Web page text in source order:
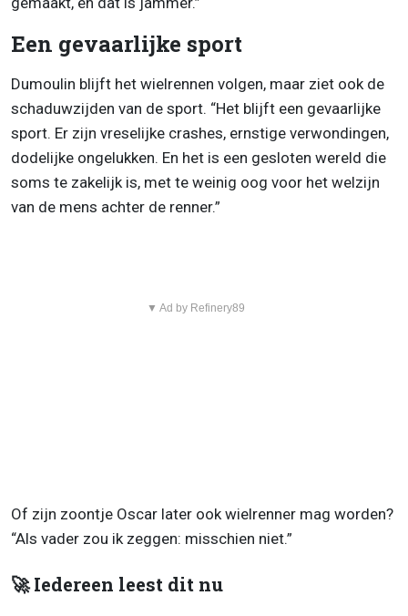
Een gevaarlijke sport
Dumoulin blijft het wielrennen volgen, maar ziet ook de
schaduwzijden van de sport. “Het blijft een gevaarlijke
sport. Er zijn vreselijke crashes, ernstige verwondingen,
dodelijke ongelukken. En het is een gesloten wereld die
soms te zakelijk is, met te weinig oog voor het welzijn
van de mens achter de renner.”
▼ Ad by Refinery89
Of zijn zoontje Oscar later ook wielrenner mag worden?
“Als vader zou ik zeggen: misschien niet.”
🚀 Iedereen leest dit nu